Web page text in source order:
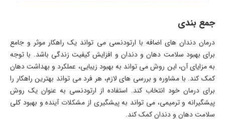
جمع بندی
درمان دندان های اضافه با ارتودنسی می تواند یک راهکار موثر و جامع
برای بهبود سلامت دهان و دندان و افزایش کیفیت زندگی باشد. با توجه
به مزایای آن، این روش می تواند به بهبود زیبایی، عملکرد و بهداشت دهان
کمک کند. با مشاوره و بررسی های لازم، هر فرد می تواند بهترین راهکار را
برای درمان خود انتخاب کند. استفاده از ارتودنسی به عنوان یک روش
پیشگیرانه و ترمیمی، می تواند به پیشگیری از مشکلات آینده و بهبود کلی
سلامت دهان و دندان کمک کند.